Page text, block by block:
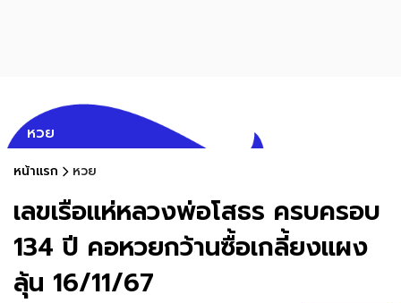
หวย
หน้าแรก หวย
เลขเรือแห่หลวงพ่อโสธร ครบครอบ
134 ปี คอหวยกว้านซื้อเกลี้ยงแผง
ลุ้น 16/11/67